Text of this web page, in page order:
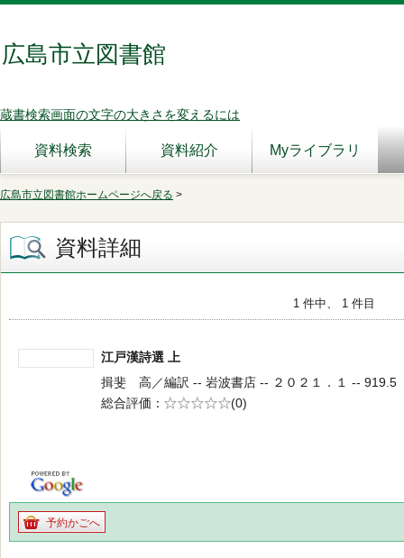
広島市立図書館
蔵書検索画面の文字の大きさを変えるには
資料検索 資料紹介 Myライブラリ
広島市立図書館ホームページへ戻る >
資料詳細
1 件中、 1 件目
江戸漢詩選 上
揖斐 高／編訳 -- 岩波書店 -- ２０２１．１ -- 919.5
総合評価
5段階評価
(0)
予約かごへ